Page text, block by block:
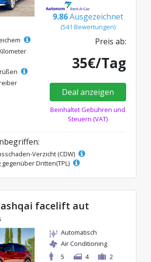
9.86 Ausgezeichnet
(541 Bewertungen)
Preis ab:
35€/Tag
Deal anzeigen
Beinhaltet Gebühren und
Steuern (VAT)
Verzicht (CDW)
Dritten(TPL)
facelift aut
Automatisch
Air Conditioning
5
4 2